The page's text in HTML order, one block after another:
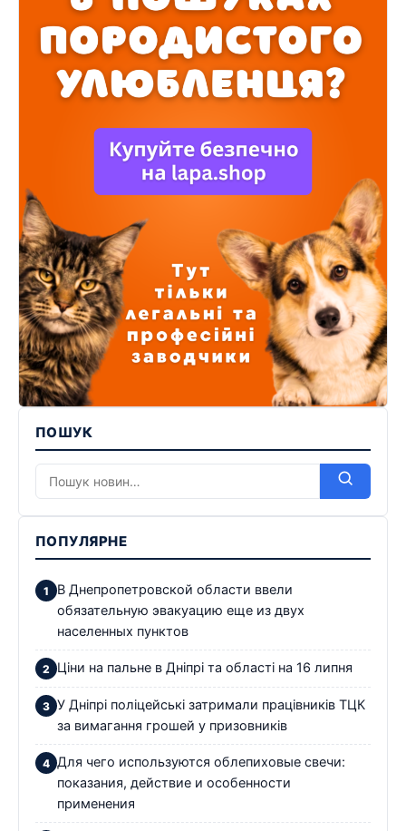
ПОШУК
ПОПУЛЯРНЕ
В Днепропетровской области ввели
обязательную эвакуацию еще из двух
населенных пунктов
Ціни на пальне в Дніпрі та області на 16 липня
У Дніпрі поліцейські затримали працівників ТЦК
за вимагання грошей у призовників
Для чего используются облепиховые свечи:
показания, действие и особенности
применения